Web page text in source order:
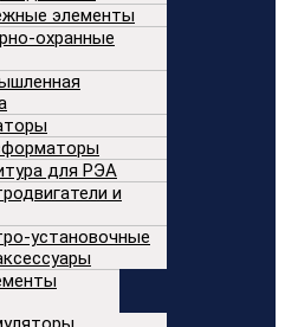
элементы
охранные
для РЭА
и
установочные